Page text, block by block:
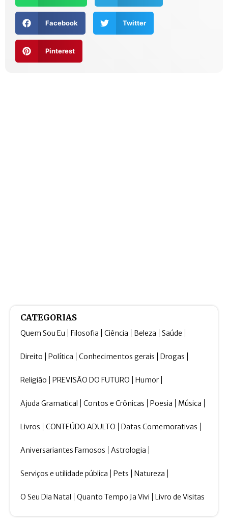
Facebook Twitter
Pinterest
CATEGORIAS
Quem Sou Eu Filosofia Ciência Beleza Saúde
Direito Política Conhecimentos gerais Drogas
Religião PREVISÃO DO FUTURO Humor
Ajuda Gramatical Contos e Crônicas Poesia Música
Livros CONTEÚDO ADULTO Datas Comemorativas
Aniversariantes Famosos Astrologia
Serviços e utilidade pública Pets Natureza
O Seu Dia Natal Quanto Tempo Ja Vivi Livro de Visitas